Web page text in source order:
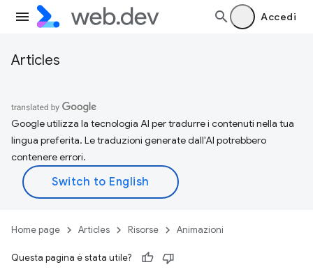
Accedi
Articles
Google utilizza la tecnologia AI per tradurre i contenuti nella tua
lingua preferita. Le traduzioni generate dall'AI potrebbero
contenere errori.
Home page Articles Risorse Animazioni
Questa pagina è stata utile?